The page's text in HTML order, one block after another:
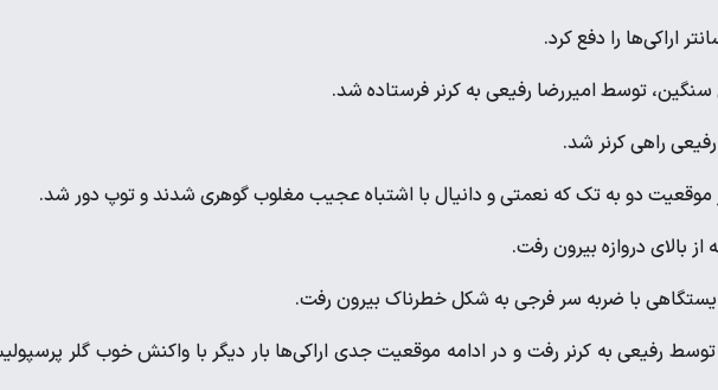
که توسط رفیعی به کرنر رفت و در ادامه موقعیت جدی اراکی‌ها بار دیگر با واکنش خوب گلر